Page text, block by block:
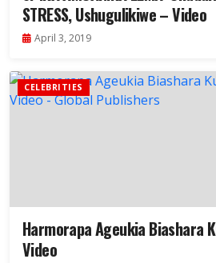
STRESS, Ushugulikiwe – Video
April 3, 2019
CELEBRITIES
Harmorapa Ageukia Biashara
Video